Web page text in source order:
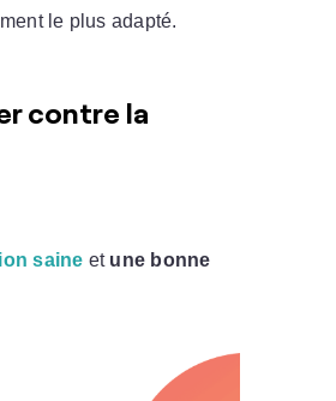
le plus adapté.
contre la
saine et une bonne